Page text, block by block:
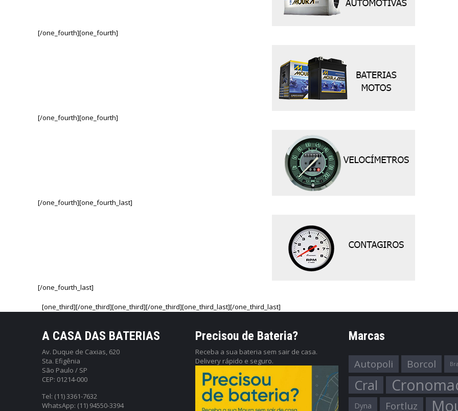
[/one_fourth][one_fourth]
[/one_fourth][one_fourth]
[/one_fourth][one_fourth_last]
[/one_fourth_last]
[one_third][/one_third][one_third][/one_third][one_third_last][/one_third_last]
A CASA DAS BATERIAS
Av. Duque de Caxias, 620
Sta. Efigênia
São Paulo / SP
CEP: 01214-000
Tel: (11) 3361-7632
WhatsApp: (11) 94550-3394
Precisou de Bateria?
Receba a sua bateria sem sair de casa.
Delivery rápido e seguro.
Marcas
Autopoli Borcol
Cral
Dyna Fortluz